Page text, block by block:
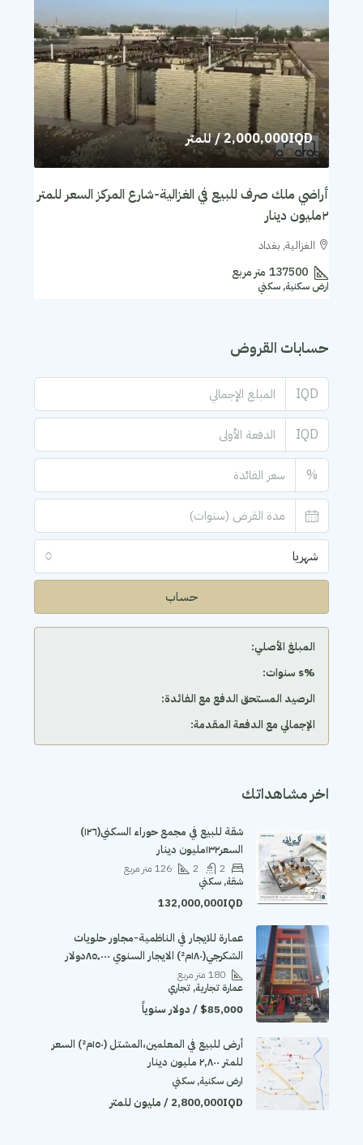
2,000,000IQD/ للمتر
أراضي ملك صرف للبيع في الغزالية-شارع المركز السعر للمتر
٢مليون دينار
الغزالية, بغداد
137500 متر مربع
ارض سكنية, سكني
حسابات القروض
IQD
IQD
%
شهريا
حساب
المبلغ الأصلي:
‫%s سنوات:
الرصيد المستحق الدفع مع الفائدة:
الإجمالي مع الدفعة المقدمة:
اخر مشاهداتك
شقة للبيع في مجمع حوراء السكني(١٢٦)
السعر١٣٢مليون دينار
2
2
126 متر مربع
شقة, سكني
132,000,000IQD
عمارة للايجار في الناظمية-مجاور حلويات
الشكرجي(١٨٠م²) الايجار السنوي ٨٥٬٠٠٠دولار
180 متر مربع
عمارة تجارية, تجاري
$85,000 / دولار سنوياً
أرض للبيع في المعلمين،المشتل (١٥٠م²) السعر
للمتر ٢,٨٠٠ مليون دينار
ارض سكنية, سكني
2,800,000IQD / مليون للمتر